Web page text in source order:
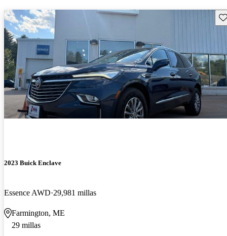
2023 Buick Enclave
Essence AWD 29,981 millas
Farmington, ME
29 millas